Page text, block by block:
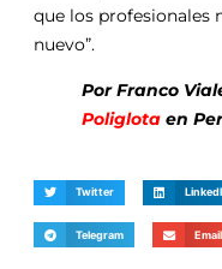
que los profesionales
nuevo”.
Por Franco
Poliglota en
Twitter
Telegram Email